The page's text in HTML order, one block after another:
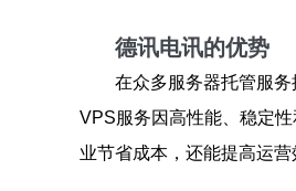
德讯电讯的优势
在众多服务器托管服
VPS服务因高性能、稳定
业节省成本，还能提高运营